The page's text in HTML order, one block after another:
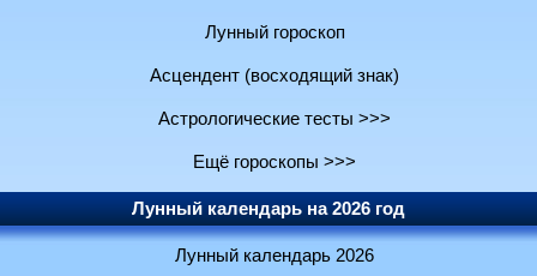
Лунный гороскоп
Асцендент (восходящий знак)
Астрологические тесты >>>
Ещё гороскопы >>>
Лунный календарь на 2026 год
Лунный календарь 2026